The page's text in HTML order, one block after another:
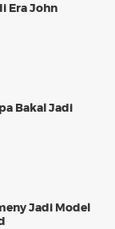
Era John
Bakal Jadi
Jadi Model